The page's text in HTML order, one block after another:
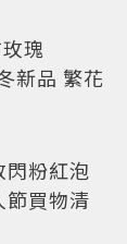
瑰
新品 繁花
閃粉紅泡
節買物清